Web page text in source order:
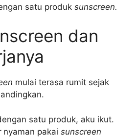
satu produk sunscreen.
dan
mulai terasa rumit sejak
satu produk, aku ikut.
nyaman pakai sunscreen